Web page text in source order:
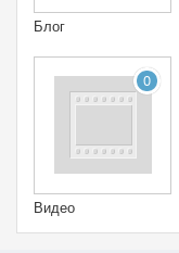
Блог
0
Видео